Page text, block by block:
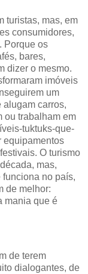
turistas, mas, em
consumidores,
Porque os
bares,
dizer o mesmo.
imóveis
um
alugam carros,
ou trabalham em
tuktuks-que-
equipamentos
O turismo
mas,
no país,
de melhor:
mania que é
de terem
dialogantes, de